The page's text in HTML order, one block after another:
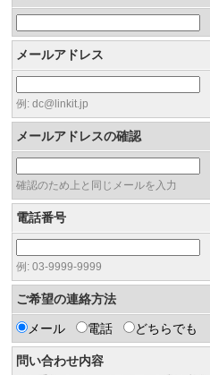
メールアドレス
例: dc@linkit.jp
メールアドレスの確認
確認のため上と同じメールを入力
電話番号
例: 03-9999-9999
ご希望の連絡方法
メール 電話 どちらでも
問い合わせ内容